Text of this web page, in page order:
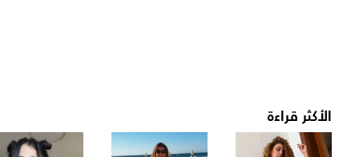
الأكثر قراءة